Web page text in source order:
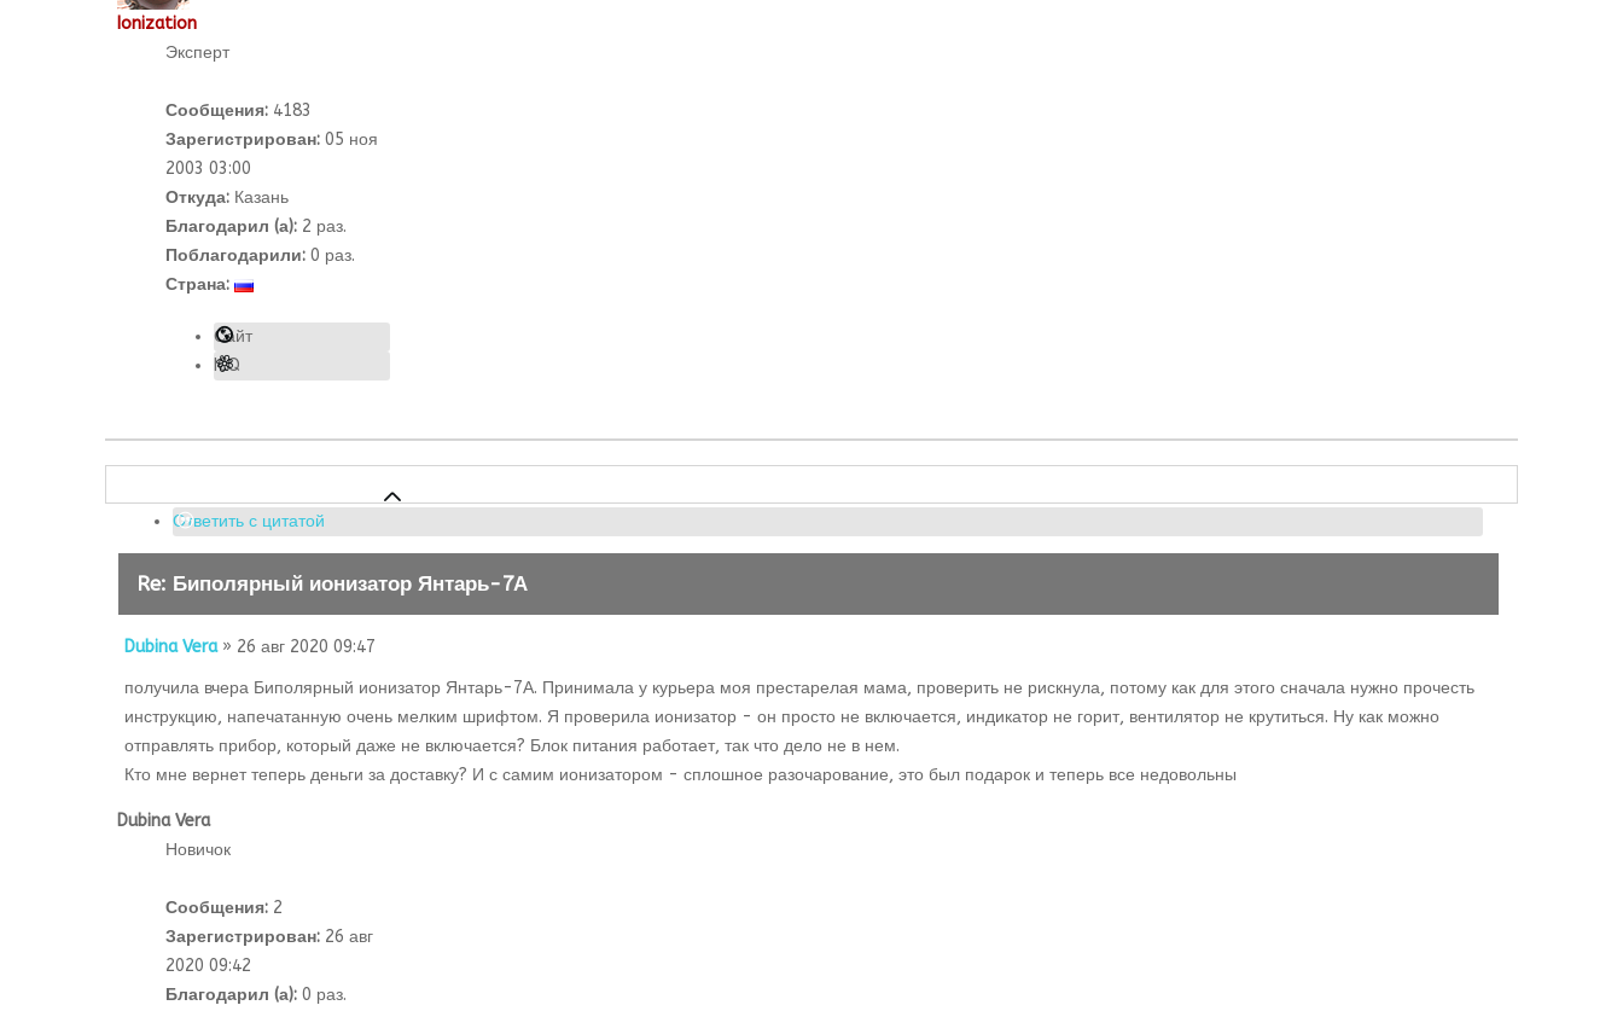
Ionization
Эксперт
Сообщения: 4183
Зарегистрирован: 05 ноя
2003 03:00
Откуда: Казань
Благодарил (а): 2 раз.
Поблагодарили: 0 раз.
Страна:
Сайт
ICQ
Ответить с цитатой
Re: Биполярный ионизатор Янтарь-7А
Dubina Vera» 26 авг 2020 09:47
получила вчера Биполярный ионизатор Янтарь-7А. Принимала у курьера моя престарелая мама, проверить не рискнула, потому как для этого сначала нужно прочесть
инструкцию, напечатанную очень мелким шрифтом. Я проверила ионизатор - он просто не включается, индикатор не горит, вентилятор не крутиться. Ну как можно
отправлять прибор, который даже не включается? Блок питания работает, так что дело не в нем.
Кто мне вернет теперь деньги за доставку? И с самим ионизатором - сплошное разочарование, это был подарок и теперь все недовольны
Dubina Vera
Новичок
Сообщения: 2
Зарегистрирован: 26 авг
2020 09:42
Благодарил (а): 0 раз.